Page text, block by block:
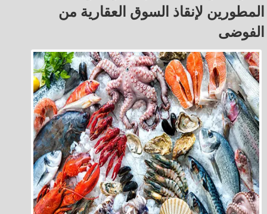
المطورين لإنقاذ السوق العقارية من
الفوضى